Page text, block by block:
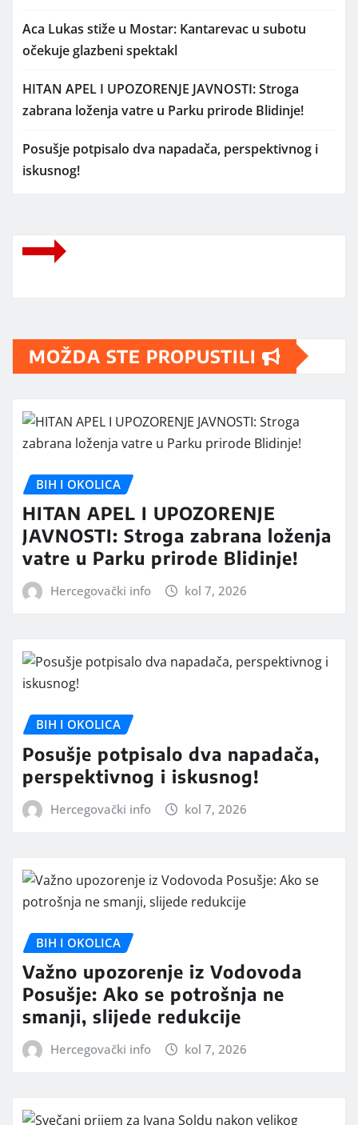
Aca Lukas stiže u Mostar: Kantarevac u subotu
očekuje glazbeni spektakl
HITAN APEL I UPOZORENJE JAVNOSTI: Stroga
zabrana loženja vatre u Parku prirode Blidinje!
Posušje potpisalo dva napadača, perspektivnog i
iskusnog!
MOŽDA STE PROPUSTILI
BIH I OKOLICA
HITAN APEL I UPOZORENJE
JAVNOSTI: Stroga zabrana loženja
vatre u Parku prirode Blidinje!
Hercegovački info kol 7, 2026
BIH I OKOLICA
Posušje potpisalo dva napadača,
perspektivnog i iskusnog!
Hercegovački info kol 7, 2026
BIH I OKOLICA
Važno upozorenje iz Vodovoda
Posušje: Ako se potrošnja ne
smanji, slijede redukcije
Hercegovački info kol 7, 2026